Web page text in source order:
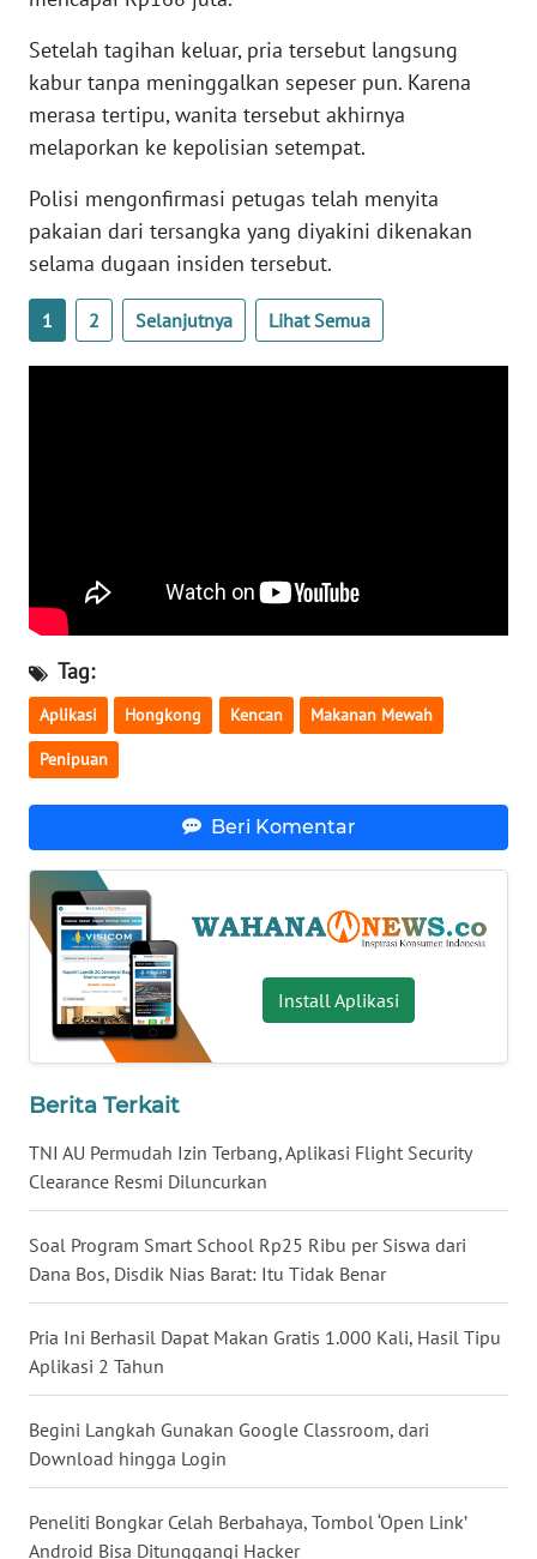
Setelah tagihan keluar, pria tersebut langsung
kabur tanpa meninggalkan sepeser pun. Karena
merasa tertipu, wanita tersebut akhirnya
melaporkan ke kepolisian setempat.
Polisi mengonfirmasi petugas telah menyita
pakaian dari tersangka yang diyakini dikenakan
selama dugaan insiden tersebut.
1 2 Selanjutnya Lihat Semua
Tag:
Aplikasi Hongkong Kencan Makanan Mewah
Penipuan
Beri Komentar
Install Aplikasi
Berita Terkait
TNI AU Permudah Izin Terbang, Aplikasi Flight Security
Clearance Resmi Diluncurkan
Soal Program Smart School Rp25 Ribu per Siswa dari
Dana Bos, Disdik Nias Barat: Itu Tidak Benar
Pria Ini Berhasil Dapat Makan Gratis 1.000 Kali, Hasil Tipu
Aplikasi 2 Tahun
Begini Langkah Gunakan Google Classroom, dari
Download hingga Login
Peneliti Bongkar Celah Berbahaya, Tombol ‘Open Link’
Android Bisa Ditunggangi Hacker
WN
NTT
WN
WN
PAPUA
PAPUA
BARAT
WN
JAMBI
WN
SULTRA
SULTENG
WN
SULBAR
WN
WN
SUMSEL
BENGKULU
LAMPUNG
JATENG